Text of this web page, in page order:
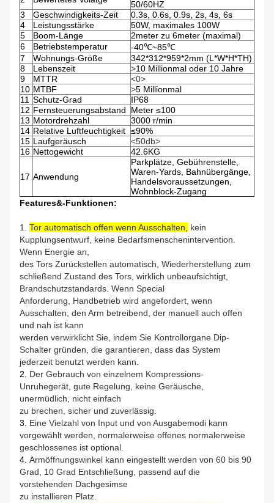
50/60HZ
3
Geschwindigkeits-Zeit
0.3s, 0.6s, 0.9s, 2s, 4s, 6s
4
Leistungsstärke
50W, maximales 100W
5
Boom-Länge
2meter zu 6meter (maximal)
6
Betriebstemperatur
-40℃~85℃
7
Wohnungs-Größe
342*312*959*2mm (L*W*H*TH)
8
Lebenszeit >10 Millionmal oder 10 Jahre
9
MTTR
<0>
10 MTBF >5 Millionmal
11 Schutz-Grad
IP68
12 Fernsteuerungsabstand
Meter ≤100
13 Motordrehzahl
3000 r/min
14 Relative Luftfeuchtigkeit ≤90%
15 Laufgeräusch
<50db>
16 Nettogewicht 42.6KG
17 Anwendung
Parkplätze, Gebührenstelle,
Waren-Yards, Bahnübergänge,
Handelsvoraussetzungen,
Wohnblock-Zugang
Features&-Funktionen:
1. Tor automatisch offen wenn Ausschalten, kein
Kupplungsentwurf, keine Bedarfsmenschenintervention.
Wenn Energie an,
des Tors Zurückstellen automatisch, Wiederherstellung zum
schließend Zustand des Tors, wirklich unbeaufsichtigt,
Brandschutzstandards. Wenn Special
Anforderung, Handbetrieb wird angefordert, wenn
Ausschalten, den Arm betreibend, der manuell auch offen
und nah ist kann
werden verwirklicht Sie, indem Sie Kontrollorgane Dip-
Schalter gründen, die garantieren, dass das System
jederzeit benutzt werden kann.
2. Der Gebrauch von einzelnem Kompressions-
Unruhegerät, gute Regelung, keine Geräusche,
unermüdlich, nicht einfach
zu brechen, sicher und zuverlässig.
3. Eine Vielzahl von Input und von Ausgabemodi kann
vorgewählt werden, normalerweise offenes normalerweise
geschlossenes ist optional.
4. Armöffnungswinkel kann eingestellt werden von 60 bis 90
Grad, 10 Grad Entschließung, passend auf die
vorstehenden Dachgesimse
zu installieren Platz.